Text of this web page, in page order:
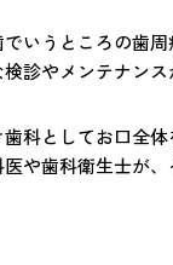
いうところの歯
診やメンテナンス
科としてお口全体
や歯科衛生士が